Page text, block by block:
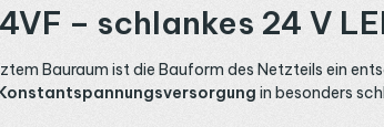
– schlankes 24 V
Bauraum ist die Bauform des Netzteils ein
in besonders